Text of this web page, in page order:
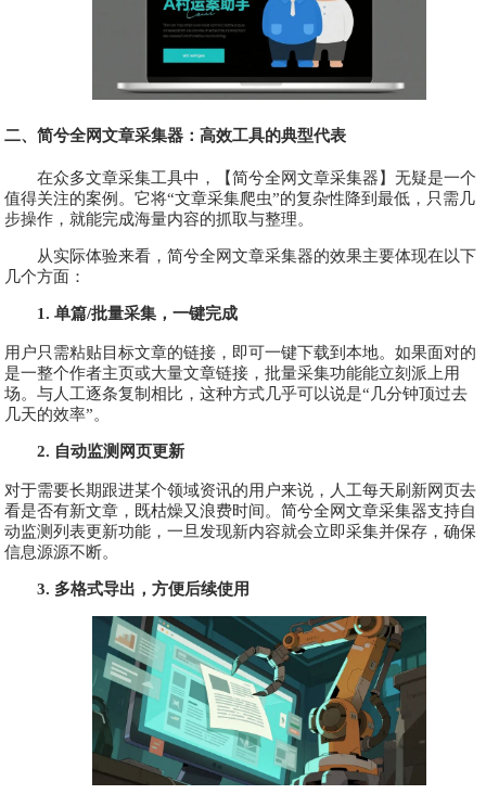
二、简兮全网文章采集器：高效工具的典型代表
在众多文章采集工具中，【简兮全网文章采集器】无疑是一个
值得关注的案例。它将“文章采集爬虫”的复杂性降到最低，只需几
步操作，就能完成海量内容的抓取与整理。
从实际体验来看，简兮全网文章采集器的效果主要体现在以下
几个方面：
1. 单篇/批量采集，一键完成
用户只需粘贴目标文章的链接，即可一键下载到本地。如果面对的
是一整个作者主页或大量文章链接，批量采集功能能立刻派上用
场。与人工逐条复制相比，这种方式几乎可以说是“几分钟顶过去
几天的效率”。
2. 自动监测网页更新
对于需要长期跟进某个领域资讯的用户来说，人工每天刷新网页去
看是否有新文章，既枯燥又浪费时间。简兮全网文章采集器支持自
动监测列表更新功能，一旦发现新内容就会立即采集并保存，确保
信息源源不断。
3. 多格式导出，方便后续使用